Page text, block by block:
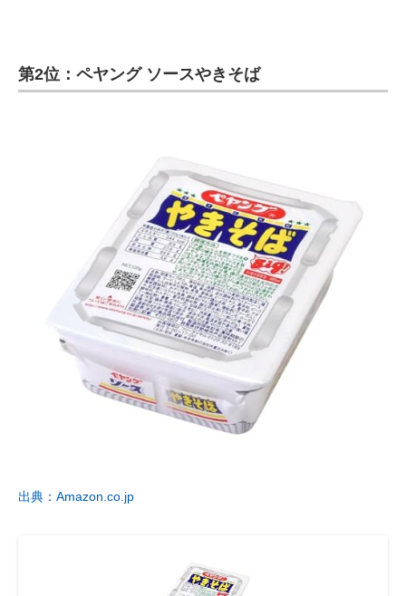
第2位：ペヤング ソースやきそば
出典：Amazon.co.jp